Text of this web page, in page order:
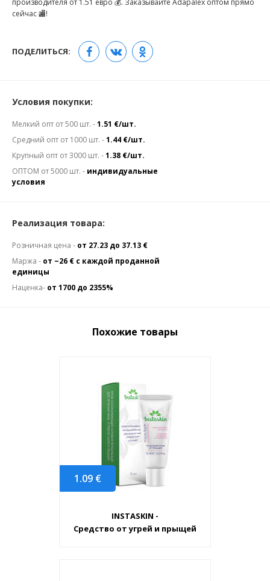
производителя от 1.51 евро 💰. Заказывайте Adapalex оптом прямо
сейчас 🏬!
ПОДЕЛИТЬСЯ:
Условия покупки:
Мелкий опт от 500 шт. -1.51 €/шт.
Средний опт от 1000 шт. -1.44 €/шт.
Крупный опт от 3000 шт. -1.38 €/шт.
ОПТОМ от 5000 шт. - индивидуальные
условия
Реализация товара:
Розничная цена - от 27.23 до 37.13 €
Маржа - от ~26 € с каждой проданной
единицы
Наценка- от 1700 до 2355%
Похожие товары
1.09 €
INSTASKIN -
Средство от угрей и прыщей